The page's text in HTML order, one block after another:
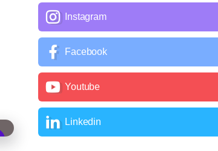
Instagram
Facebook
Youtube
Linkedin